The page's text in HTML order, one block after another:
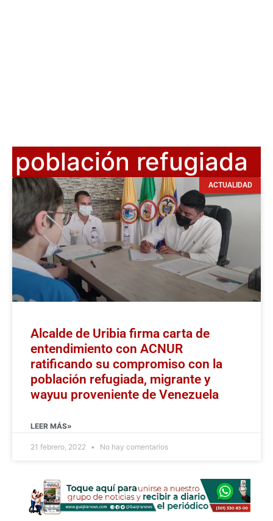
población refugiada
ACTUALIDAD
Alcalde de Uribia firma carta de
entendimiento con ACNUR
ratificando su compromiso con la
población refugiada, migrante y
wayuu proveniente de Venezuela
LEER MÁS»
21 febrero, 2022 No hay comentarios